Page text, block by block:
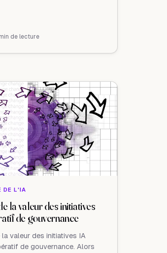
de lecture
DE L'IA
la valeur des initiatives
de gouvernance
valeur des initiatives IA
de gouvernance. Alors